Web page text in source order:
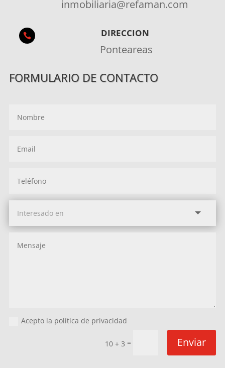
inmobiliaria@refaman.com
 DIRECCION
Ponteareas
FORMULARIO DE CONTACTO
Acepto la política de privacidad
10 + 3 = Enviar